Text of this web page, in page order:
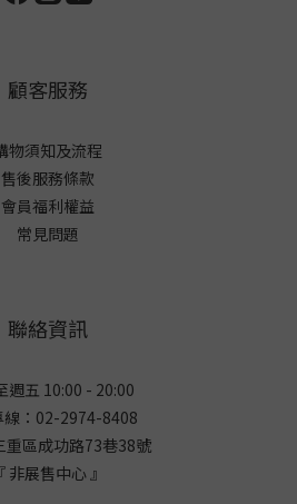
顧客服務
物須知及流程
售後服務條款
會員福利權益
常見問題
聯絡資訊
週五 10:00 - 20:00
線：02-2974-8408
重區成功路73巷38號
『 非展售中心 』